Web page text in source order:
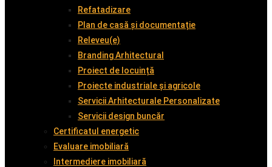
Refatadizare
Plan de casă și documentație
Releveu(e)
Branding Arhitectural
Proiect de locuință
Proiecte industriale și agricole
Servicii Arhitecturale Personalizate
Servicii design buncăr
Certificatul energetic
Evaluare imobiliară
Intermediere imobiliară